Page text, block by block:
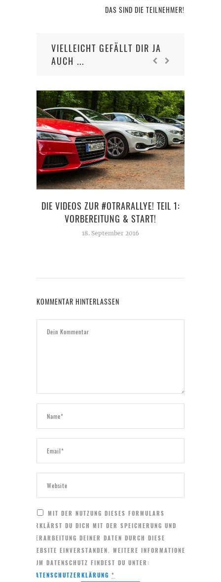
DAS SIND DIE TEILNEHMER!
VIELLEICHT GEFÄLLT DIR JA
AUCH ...
DIE VIDEOS ZUR #OTRARALLYE! TEIL 1:
VORBEREITUNG & START!
18. September 2016
KOMMENTAR HINTERLASSEN
MIT DER NUTZUNG DIESES FORMULARS
ERKLÄRST DU DICH MIT DER SPEICHERUNG UND
VERARBEITUNG DEINER DATEN DURCH DIESE
WEBSITE EINVERSTANDEN. WEITERE INFORMATIONEN
ZUM DATENSCHUTZ FINDEST DU UNTER:
DATENSCHUTZERKLÄRUNG *